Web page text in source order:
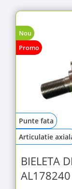
Nou
Promo
Punte fata
Articulatie
BIELETA
AL178240